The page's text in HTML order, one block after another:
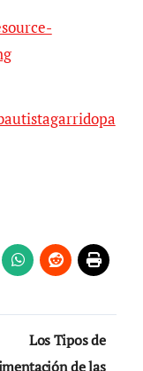
Los Tipos de
de las